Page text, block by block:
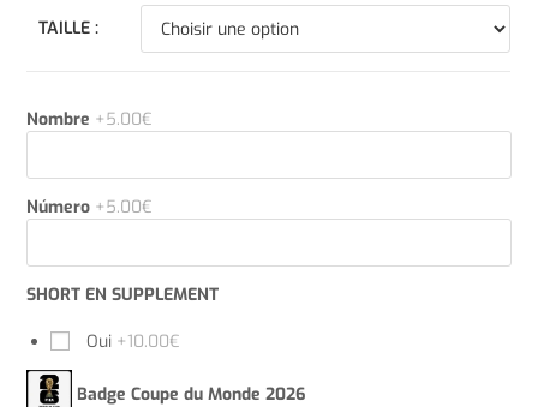
TAILLE :
Nombre +5.00€
Número +5.00€
SHORT EN SUPPLEMENT
Oui +10.00€
Badge Coupe du Monde 2026